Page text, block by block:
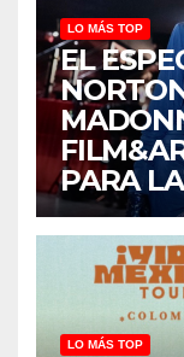
LO MÁS TOP
EL
PARA
LO MÁS TOP